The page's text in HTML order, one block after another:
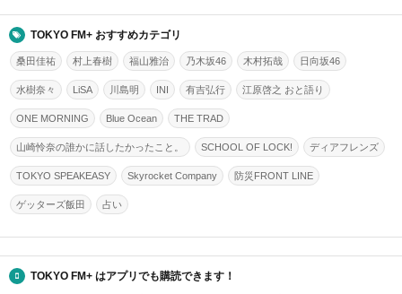
TOKYO FM+ おすすめカテゴリ
桑田佳祐 村上春樹 福山雅治 乃木坂46 木村拓哉 日向坂46
水樹奈々 LiSA 川島明 INI 有吉弘行 江原啓之 おと語り
ONE MORNING Blue Ocean THE TRAD
山崎怜奈の誰かに話したかったこと。 SCHOOL OF LOCK! ディアフレンズ
TOKYO SPEAKEASY Skyrocket Company 防災FRONT LINE
ゲッターズ飯田 占い
TOKYO FM+ はアプリでも購読できます！